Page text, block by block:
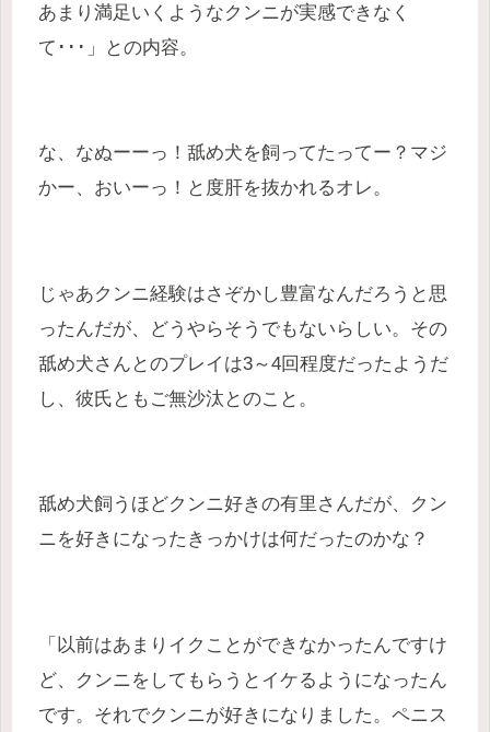
あまり満足いくようなクンニが実感できなく
て･･･」との内容。
な、なぬーーっ！舐め犬を飼ってたってー？マジ
かー、おいーっ！と度肝を抜かれるオレ。
じゃあクンニ経験はさぞかし豊富なんだろうと思
ったんだが、どうやらそうでもないらしい。その
舐め犬さんとのプレイは3～4回程度だったようだ
し、彼氏ともご無沙汰とのこと。
舐め犬飼うほどクンニ好きの有里さんだが、クン
ニを好きになったきっかけは何だったのかな？
「以前はあまりイクことができなかったんですけ
ど、クンニをしてもらうとイケるようになったん
です。それでクンニが好きになりました。ペニス